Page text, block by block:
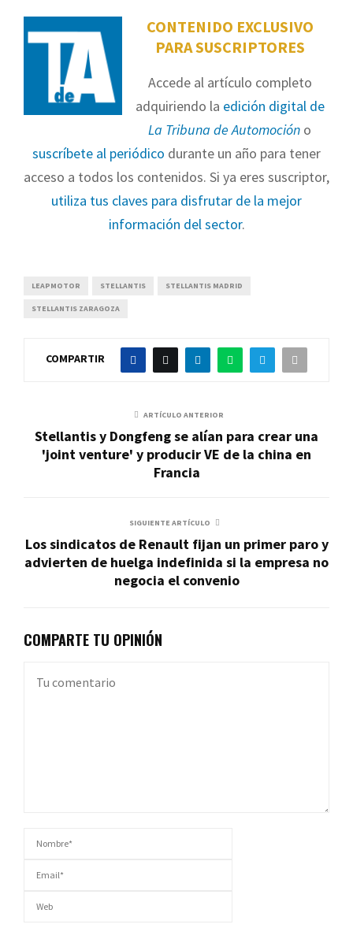
CONTENIDO EXCLUSIVO
PARA SUSCRIPTORES
Accede al artículo completo
adquiriendo la edición digital de
La Tribuna de Automoción o
suscríbete al periódico durante un año para tener
acceso a todos los contenidos. Si ya eres suscriptor,
utiliza tus claves para disfrutar de la mejor
información del sector.
LEAPMOTOR STELLANTIS STELLANTIS MADRID
STELLANTIS ZARAGOZA
COMPARTIR
ARTÍCULO ANTERIOR
Stellantis y Dongfeng se alían para crear una
'joint venture' y producir VE de la china en
Francia
SIGUIENTE ARTÍCULO
Los sindicatos de Renault fijan un primer paro y
advierten de huelga indefinida si la empresa no
negocia el convenio
COMPARTE TU OPINIÓN